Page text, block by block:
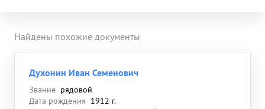
Найдены похожие документы
Духонин Иван Семенович
Звание рядовой
Дата рождения 1912 г.